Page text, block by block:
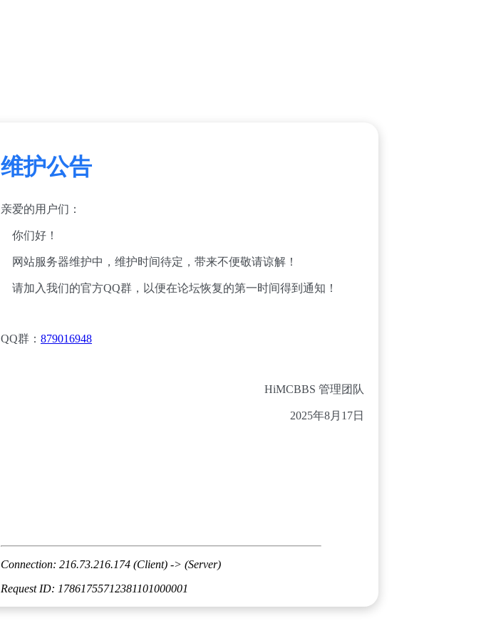
维护公告
亲爱的用户们：
你们好！
网站服务器维护中，维护时间待定，带来不便敬请谅解！
请加入我们的官方QQ群，以便在论坛恢复的第一时间得到通知！
QQ群： 879016948
HiMCBBS 管理团队
2025年8月17日
Connection: 216.73.216.174 (Client) -> (Server)
Request ID: 17861755712381101000001